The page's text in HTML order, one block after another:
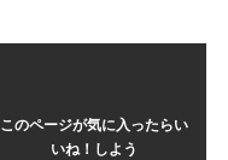
このページが気に入ったらい
いね！しよう